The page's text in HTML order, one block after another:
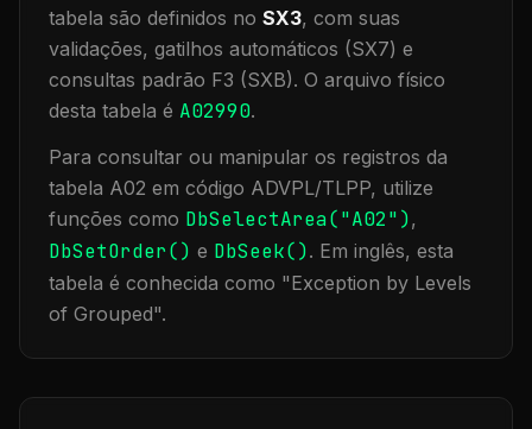
tabela são definidos no SX3, com suas
validações, gatilhos automáticos (SX7) e
consultas padrão F3 (SXB). O arquivo físico
desta tabela é A02990.
Para consultar ou manipular os registros da
tabela A02 em código ADVPL/TLPP, utilize
funções como DbSelectArea("A02"),
DbSetOrder() e DbSeek(). Em inglês, esta
tabela é conhecida como "Exception by Levels
of Grouped".